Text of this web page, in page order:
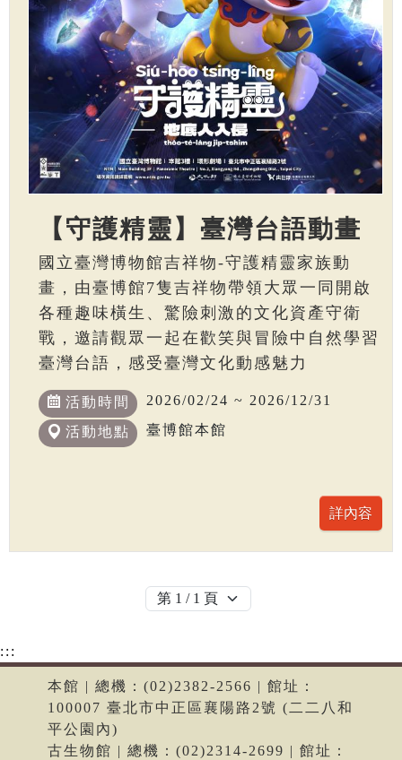
【守護精靈】臺灣台語動畫
國立臺灣博物館吉祥物-守護精靈家族動
畫，由臺博館7隻吉祥物帶領大眾一同開啟
各種趣味橫生、驚險刺激的文化資產守衛
戰，邀請觀眾一起在歡笑與冒險中自然學習
臺灣台語，感受臺灣文化動感魅力
活動時間 2026/02/24 ~ 2026/12/31
活動地點 臺博館本館
:::
本館 | 總機：(02)2382-2566 | 館址：
100007 臺北市中正區襄陽路2號 (二二八和
平公園內)
古生物館 | 總機：(02)2314-2699 | 館址：